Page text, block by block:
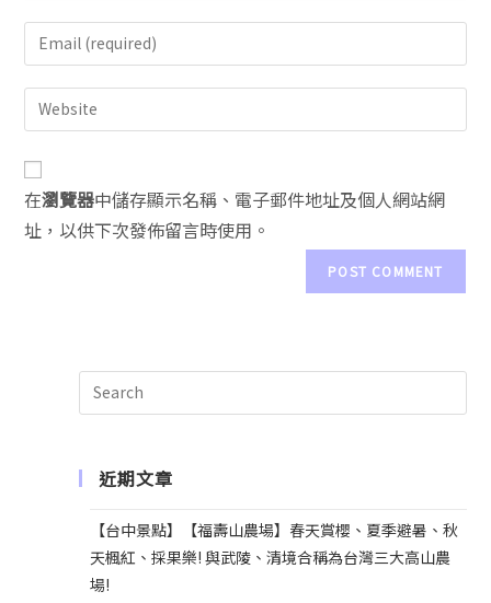
在瀏覽器中儲存顯示名稱、電子郵件地址及個人網站網
址，以供下次發佈留言時使用。
i
近期文章
【台中景點】【福壽山農場】春天賞櫻、夏季避暑、秋
天楓紅、採果樂! 與武陵、清境合稱為台灣三大高山農
場!